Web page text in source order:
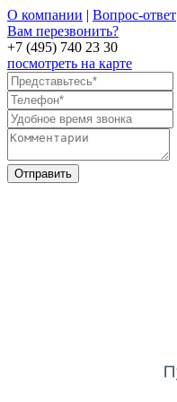
О компании | Вопрос-ответ
Вам перезвонить?
+7 (495) 740 23 30
посмотреть на карте